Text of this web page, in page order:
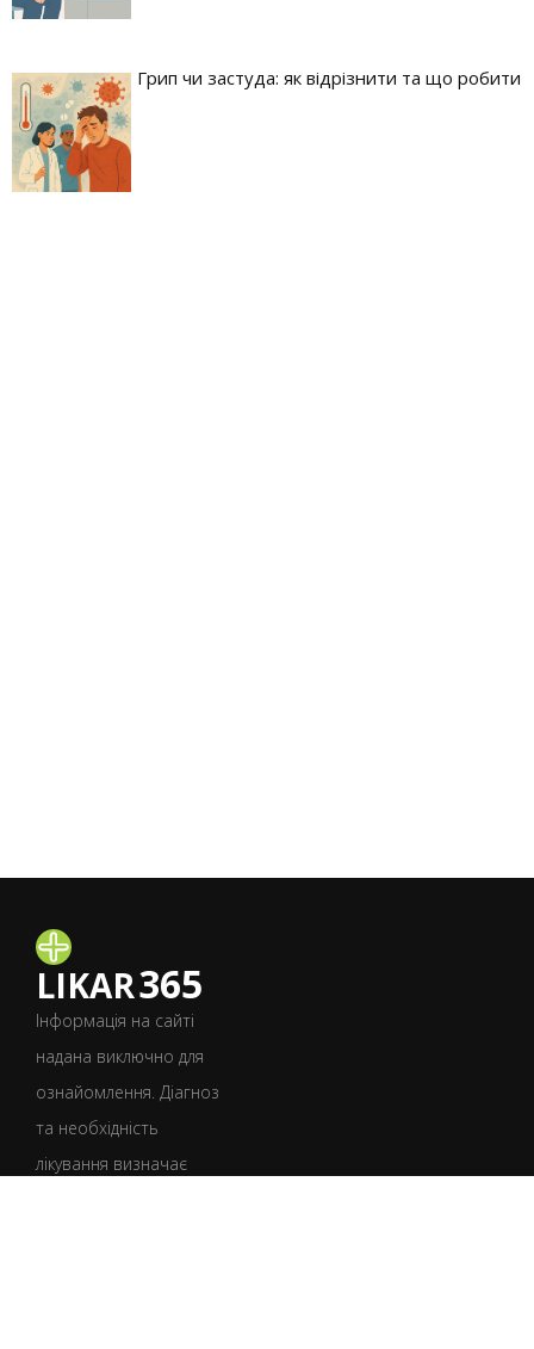
Грип чи застуда: як відрізнити та що робити
LIKAR365
Інформація на сайті
надана виключно для
ознайомлення. Діагноз
та необхідність
лікування визначає